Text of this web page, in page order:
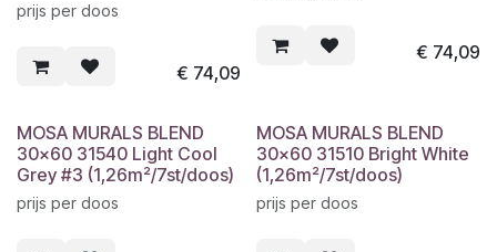
prijs per doos
€ 74,09
€ 74,09
MOSA MURALS BLEND
30x60 31540 Light Cool
Grey #3 (1,26m²/7st/doos)
prijs per doos
MOSA MURALS BLEND
30x60 31510 Bright White
(1,26m²/7st/doos)
prijs per doos